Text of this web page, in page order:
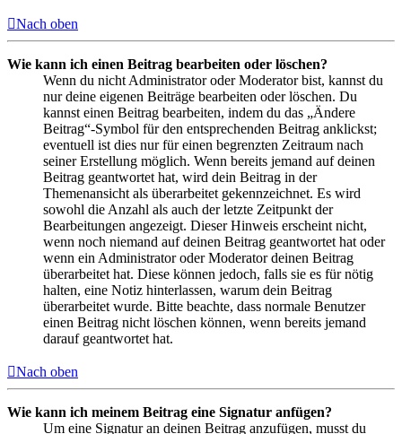
Nach oben
Wie kann ich einen Beitrag bearbeiten oder löschen?
Wenn du nicht Administrator oder Moderator bist, kannst du
nur deine eigenen Beiträge bearbeiten oder löschen. Du
kannst einen Beitrag bearbeiten, indem du das „Ändere
Beitrag“-Symbol für den entsprechenden Beitrag anklickst;
eventuell ist dies nur für einen begrenzten Zeitraum nach
seiner Erstellung möglich. Wenn bereits jemand auf deinen
Beitrag geantwortet hat, wird dein Beitrag in der
Themenansicht als überarbeitet gekennzeichnet. Es wird
sowohl die Anzahl als auch der letzte Zeitpunkt der
Bearbeitungen angezeigt. Dieser Hinweis erscheint nicht,
wenn noch niemand auf deinen Beitrag geantwortet hat oder
wenn ein Administrator oder Moderator deinen Beitrag
überarbeitet hat. Diese können jedoch, falls sie es für nötig
halten, eine Notiz hinterlassen, warum dein Beitrag
überarbeitet wurde. Bitte beachte, dass normale Benutzer
einen Beitrag nicht löschen können, wenn bereits jemand
darauf geantwortet hat.
Nach oben
Wie kann ich meinem Beitrag eine Signatur anfügen?
Um eine Signatur an deinen Beitrag anzufügen, musst du